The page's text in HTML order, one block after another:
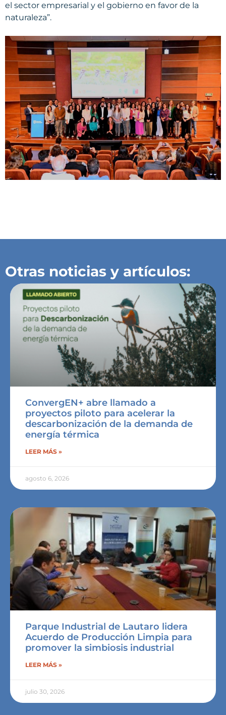
el sector empresarial y el gobierno en favor de la
naturaleza”.
Otras noticias y artículos:
ConvergEN+ abre llamado a
proyectos piloto para acelerar la
descarbonización de la demanda de
energía térmica
LEER MÁS »
agosto 6, 2026
Parque Industrial de Lautaro lidera
Acuerdo de Producción Limpia para
promover la simbiosis industrial
LEER MÁS »
julio 30, 2026